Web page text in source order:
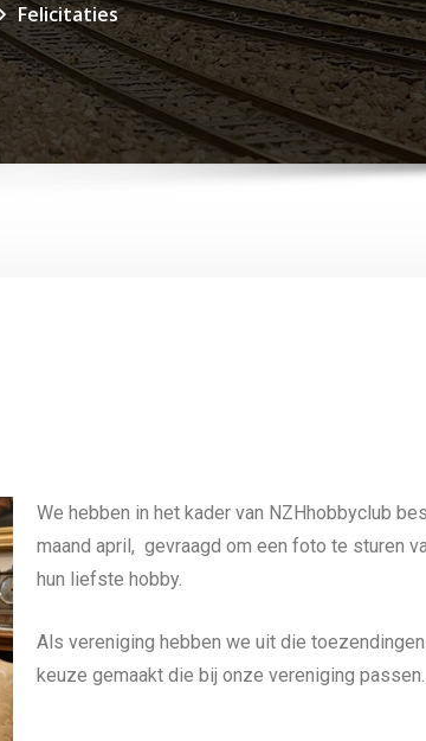
Felicitaties
We hebben in het kader van NZHhobbyclub
maand april, gevraagd om een foto te sturen
hun liefste hobby.
Als vereniging hebben we uit die
keuze gemaakt die bij onze vereniging passen.